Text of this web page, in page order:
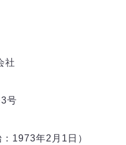
社
号
1973年2月1日）